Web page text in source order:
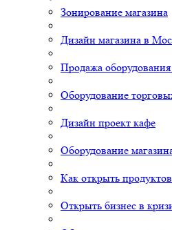
Зонирование магазина
Дизайн магазина в
Продажа оборудования
Оборудование
Дизайн проект кафе
Оборудование
Как открыть
Открыть бизнес в